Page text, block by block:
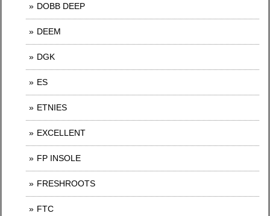
DOBB DEEP
DEEM
DGK
ES
ETNIES
EXCELLENT
FP INSOLE
FRESHROOTS
FTC